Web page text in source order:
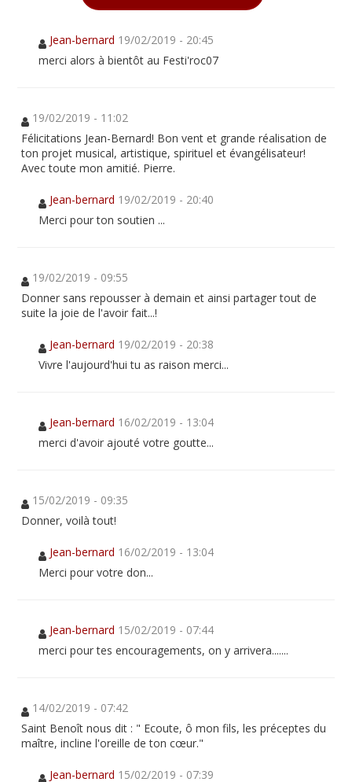
Jean-bernard 19/02/2019 - 20:45
merci alors à bientôt au Festi'roc07
19/02/2019 - 11:02
Félicitations Jean-Bernard! Bon vent et grande réalisation de
ton projet musical, artistique, spirituel et évangélisateur!
Avec toute mon amitié. Pierre.
Jean-bernard 19/02/2019 - 20:40
Merci pour ton soutien ...
19/02/2019 - 09:55
Donner sans repousser à demain et ainsi partager tout de
suite la joie de l'avoir fait...!
Jean-bernard 19/02/2019 - 20:38
Vivre l'aujourd'hui tu as raison merci...
Jean-bernard 16/02/2019 - 13:04
merci d'avoir ajouté votre goutte...
15/02/2019 - 09:35
Donner, voilà tout!
Jean-bernard 16/02/2019 - 13:04
Merci pour votre don...
Jean-bernard 15/02/2019 - 07:44
merci pour tes encouragements, on y arrivera.......
14/02/2019 - 07:42
Saint Benoît nous dit : " Ecoute, ô mon fils, les préceptes du
maître, incline l'oreille de ton cœur."
Jean-bernard 15/02/2019 - 07:39